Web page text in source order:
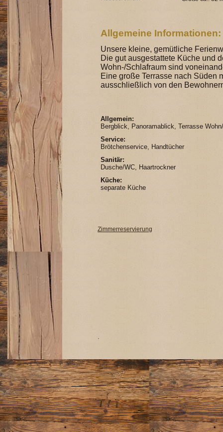
Allgemeine Informationen:
Unsere kleine, gemütliche
Die gut ausgestattete Küche und
Wohn-/Schlafraum sind
Eine große Terrasse nach Süden
ausschließlich von den
Allgemein:
Bergblick, Panoramablick, Terrasse
Service:
Brötchenservice, Handtücher
Sanitär:
Dusche/WC, Haartrockner
Küche:
separate Küche
Zimmerreservierung
.